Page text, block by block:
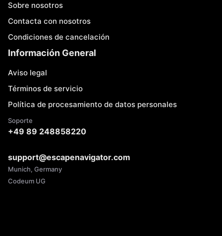
Sobre nosotros
Contacta con nosotros
Condiciones de cancelación
Información General
Aviso legal
Términos de servicio
Política de procesamiento de datos personales
Soporte
+49 89 248858220
support@escapenavigator.com
Munich, Germany
Codeum UG